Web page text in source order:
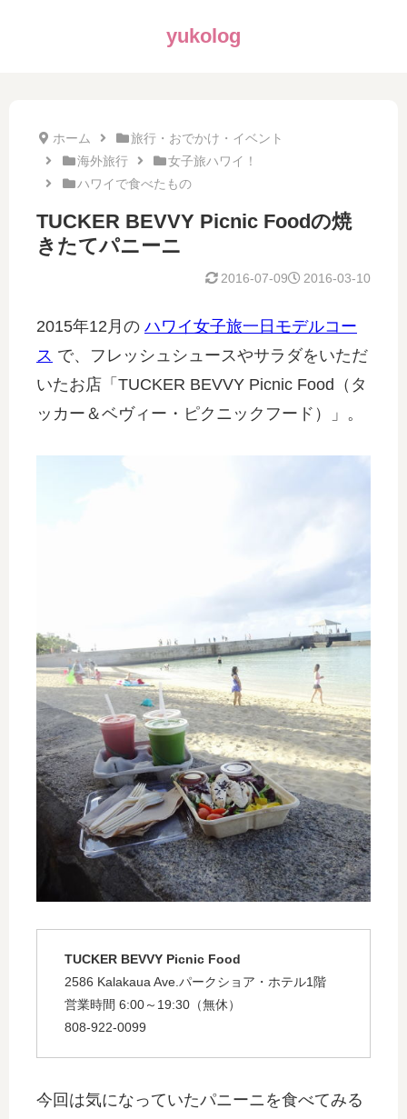
yukolog
ホーム
旅行・おでかけ・イベント
海外旅行
女子旅ハワイ！
ハワイで食べたもの
TUCKER BEVVY Picnic Foodの焼
きたてパニーニ
2016-03-10
2016-07-09
2015年12月の ハワイ女子旅一日モデルコー
ス で、フレッシュシュースやサラダをいただ
いたお店「TUCKER BEVVY Picnic Food（タ
ッカー＆ベヴィー・ピクニックフード）」。
TUCKER BEVVY Picnic Food
2586 Kalakaua Ave.パークショア・ホテル1階
営業時間 6:00～19:30（無休）
808-922-0099
今回は気になっていたパニーニを食べてみる